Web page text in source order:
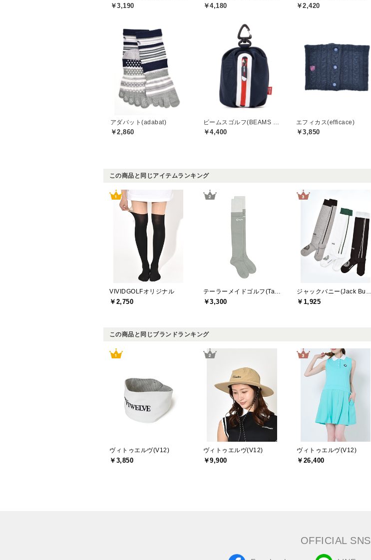
￥3,190 ￥4,180 ￥2,420
アダバット(adabat)
￥2,860 ￥4,400
エフィカス(efficace)
￥3,850
この商品と同じアイテムランキング
VIVIDGOLFオリジナル
￥2,750 ￥3,300 ￥1,925
この商品と同じブランドランキング
ヴィトゥエルヴ(V12)
￥3,850
ヴィトゥエルヴ(V12)
￥9,900
ヴィトゥエルヴ(V12)
￥26,400
OFFICIAL SNS